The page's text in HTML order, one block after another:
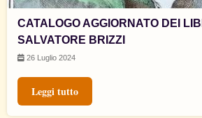
CATALOGO AGGIORNATO DEI
SALVATORE BRIZZI
26 Luglio 2024
Leggi tutto